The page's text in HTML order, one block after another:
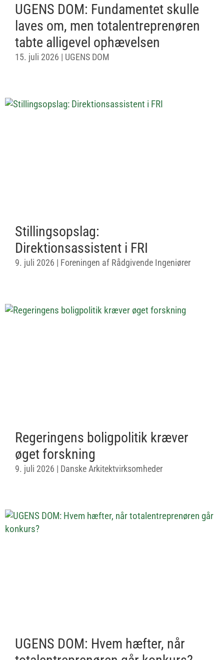
UGENS DOM: Fundamentet skulle
laves om, men totalentreprenøren
tabte alligevel ophævelsen
15. juli 2026 | UGENS DOM
Stillingsopslag:
Direktionsassistent i FRI
9. juli 2026 | Foreningen af Rådgivende Ingeniører
Regeringens boligpolitik kræver
øget forskning
9. juli 2026 | Danske Arkitektvirksomheder
UGENS DOM: Hvem hæfter, når